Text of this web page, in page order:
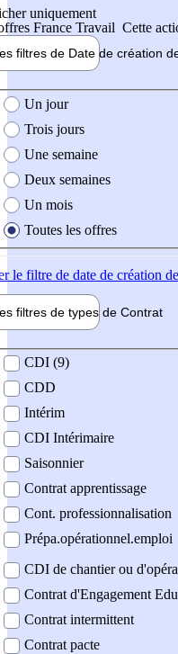
uniquement
France Travail Cette
filtres de Date de création
création de l'offre
Un jour
Trois jours
Une semaine
Deux semaines
Un mois
Toutes les offres
le filtre de date de création
filtres de types de Contrat
contrat
CDI (9)
CDD
Intérim
CDI Intérimaire
Saisonnier
Contrat apprentissage
Cont. professionnalisation
Prépa.opérationnel.emploi
CDI de chantier ou
Contrat d'Engagement
Contrat intermittent
Contrat pacte